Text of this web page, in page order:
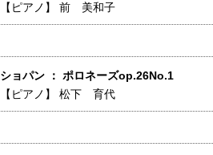
【ピアノ】 前 美和子
ショパン ： ポロネーズop.26No.1
【ピアノ】 松下 育代